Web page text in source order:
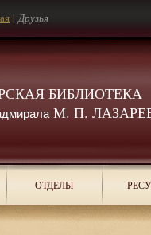
БИБЛИОТЕКА
М. П.
|Друзья
ОТДЕЛЫ